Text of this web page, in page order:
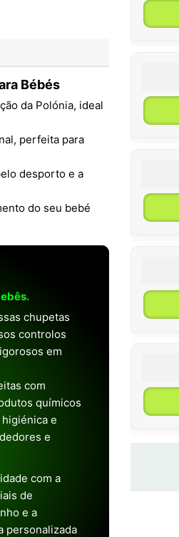
Bébés
da Polónia, ideal
perfeita para
desporto e a
do seu bebé
chupetas
controlos
em
com
químicos
e
e
com a
de
e a
personalizada